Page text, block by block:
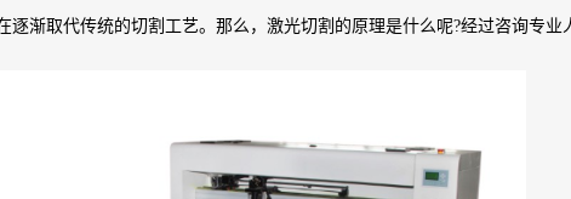
逐渐取代传统的切割工艺。那么，激光切割的原理是什么呢?经过咨询专